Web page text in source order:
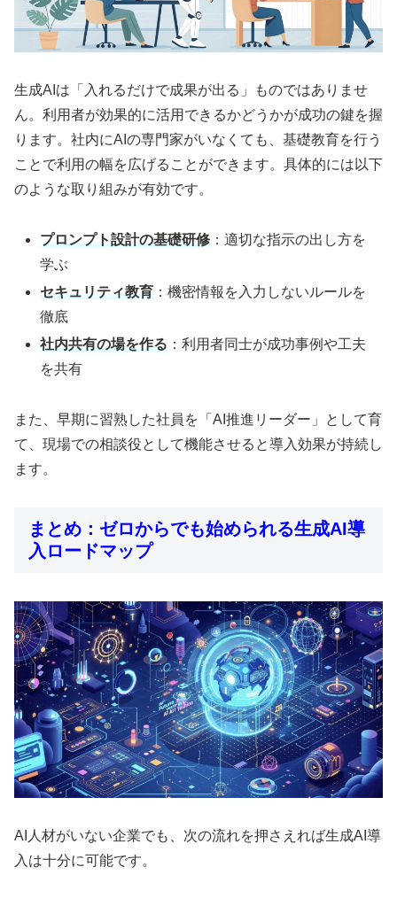
生成AIは「入れるだけで成果が出る」ものではありませ
ん。利用者が効果的に活用できるかどうかが成功の鍵を握
ります。社内にAIの専門家がいなくても、基礎教育を行う
ことで利用の幅を広げることができます。具体的には以下
のような取り組みが有効です。
プロンプト設計の基礎研修 ：適切な指示の出し方を
学ぶ
セキュリティ教育 ：機密情報を入力しないルールを
徹底
社内共有の場を作る ：利用者同士が成功事例や工夫
を共有
また、早期に習熟した社員を「AI推進リーダー」として育
て、現場での相談役として機能させると導入効果が持続し
ます。
まとめ：ゼロからでも始められる生成AI導
入ロードマップ
AI人材がいない企業でも、次の流れを押さえれば生成AI導
入は十分に可能です。